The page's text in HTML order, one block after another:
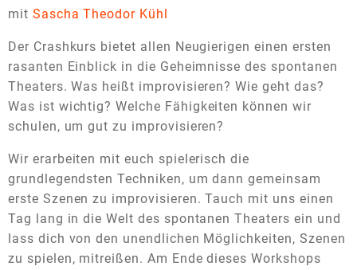
mit Sascha Theodor Kühl
Der Crashkurs bietet allen Neugierigen einen ersten
rasanten Einblick in die Geheimnisse des spontanen
Theaters. Was heißt improvisieren? Wie geht das?
Was ist wichtig?Welche Fähigkeiten können wir
schulen, um gut zu improvisieren?
Wir erarbeiten mit euch spielerisch die
grundlegendsten Techniken, um dann gemeinsam
erste Szenen zu improvisieren. Tauch mit uns einen
Tag lang in die Welt des spontanen Theaters ein und
lass dich von den unendlichen Möglichkeiten, Szenen
zu spielen, mitreißen. Am Ende dieses Workshops